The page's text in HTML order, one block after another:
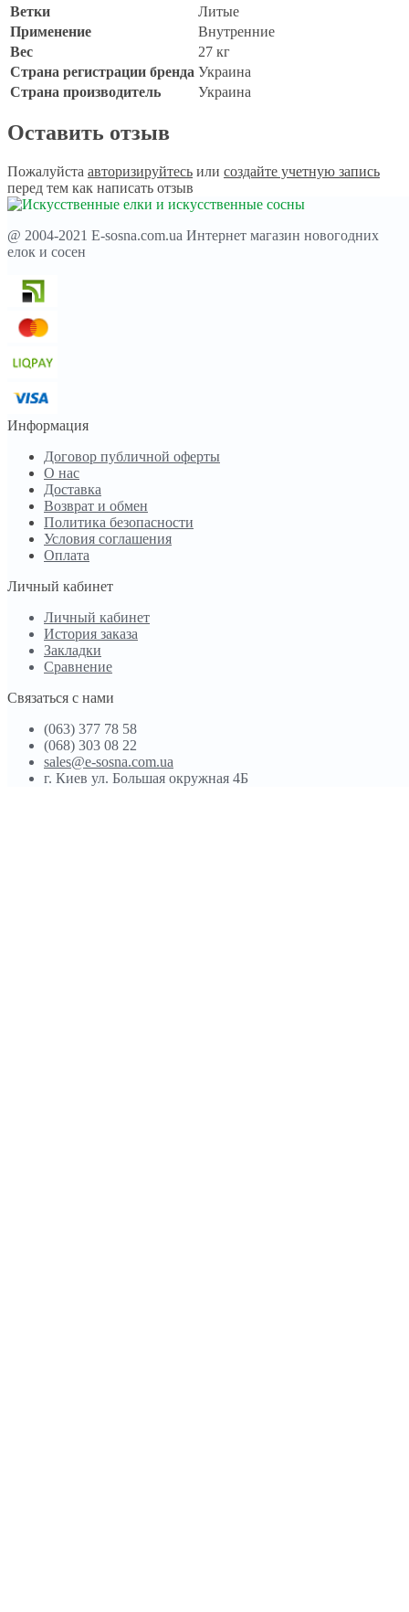
Ветки
Литые
Применение
Внутренние
Вес
27 кг
Страна регистрации бренда Украина
Страна производитель
Украина
Оставить отзыв
Пожалуйста авторизируйтесь или создайте учетную запись
перед тем как написать отзыв
@ 2004-2021 E-sosna.com.ua Интернет магазин новогодних
елок и сосен
Информация
Договор публичной оферты
О нас
Доставка
Возврат и обмен
Политика безопасности
Условия соглашения
Оплата
Личный кабинет
Личный кабинет
История заказа
Закладки
Сравнение
Связаться с нами
(063) 377 78 58
(068) 303 08 22
sales@e-sosna.com.ua
г. Киев ул. Большая окружная 4Б